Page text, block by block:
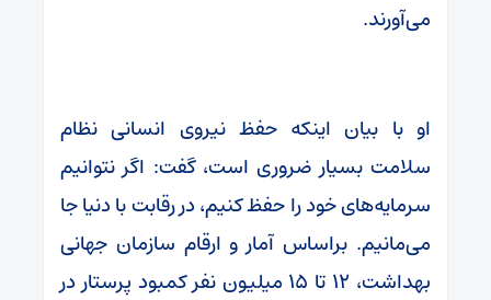
می‌آورند.
او با بیان اینکه حفظ نیروی انسانی نظام
سلامت بسیار ضروری است، گفت: اگر نتوانیم
سرمایه‌های خود را حفظ کنیم، در رقابت با دنیا جا
می‌مانیم. براساس آمار و ارقام سازمان جهانی
بهداشت، ۱۲ تا ۱۵ میلیون نفر کمبود پرستار در